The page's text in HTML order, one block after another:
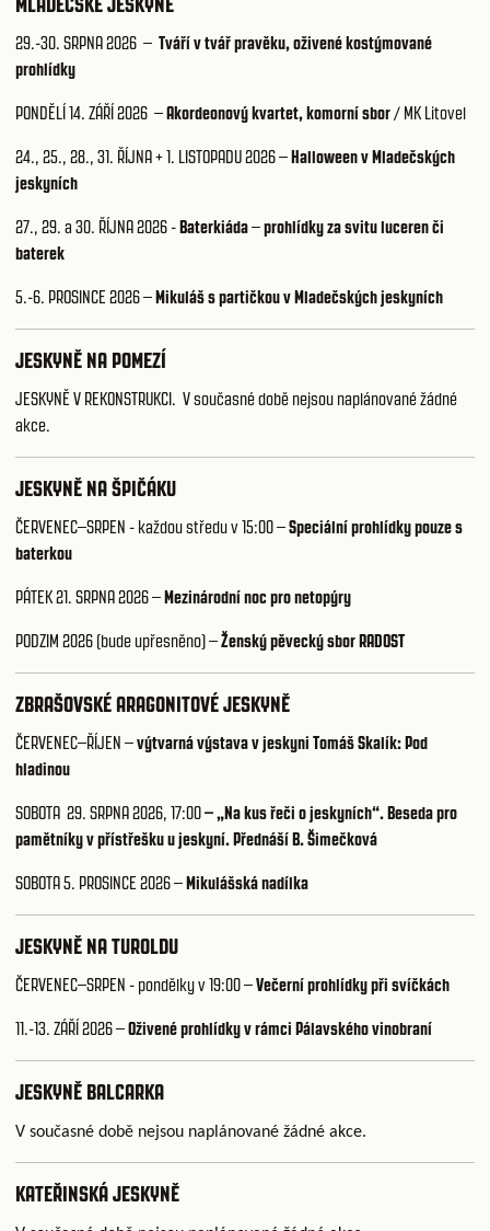
29.-30. SRPNA 2026 – Tváří v tvář pravěku, oživené kostýmované
prohlídky
PONDĚLÍ 14. ZÁŘÍ 2026 –Akordeonový kvartet, komorní sbor/ MK Litovel
24., 25., 28., 31. ŘÍJNA + 1. LISTOPADU 2026–Halloween v Mladečských
jeskyních
27., 29. a 30. ŘÍJNA 2026 -Baterkiáda–prohlídky za svitu luceren či
baterek
5.-6. PROSINCE 2026 –Mikuláš s partičkou v Mladečských jeskyních
JESKYNĚ NA POMEZÍ
JESKYNĚ V REKONSTRUKCI. V současné době nejsou naplánované žádné
akce.
JESKYNĚ NA ŠPIČÁKU
ČERVENEC–SRPEN - každou středu v 15:00 –Speciální prohlídky pouze s
baterkou
PÁTEK 21. SRPNA 2026 –Mezinárodní noc pro netopýry
PODZIM 2026 (bude upřesněno) –Ženský pěvecký sbor RADOST
ZBRAŠOVSKÉ ARAGONITOVÉ JESKYNĚ
ČERVENEC–ŘÍJEN –výtvarná výstava v jeskyni Tomáš Skalík: Pod
hladinou
SOBOTA 29. SRPNA 2026, 17:00– „Na kus řeči o jeskyních“. Beseda pro
pamětníky v přístřešku u jeskyní. Přednáší B. Šimečková
SOBOTA 5. PROSINCE 2026 –Mikulášská nadílka
JESKYNĚ NA TUROLDU
ČERVENEC–SRPEN - pondělky v 19:00–Večerní prohlídky při svíčkách
11.-13. ZÁŘÍ 2026 –Oživené prohlídky v rámci Pálavského vinobraní
JESKYNĚ BALCARKA
V současné době nejsou naplánované žádné akce.
KATEŘINSKÁ JESKYNĚ